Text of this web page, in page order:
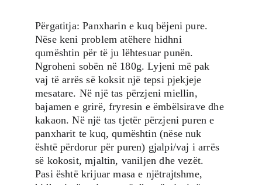
Përgatitja: Panxharin e kuq bëjeni pure.
Nëse keni problem atëhere hidhni
qumështin për të ju lëhtesuar punën.
Ngroheni sobën në 180g. Lyjeni më pak
vaj të arrës së koksit një tepsi pjekjeje
mesatare. Në një tas përzjeni miellin,
bajamen e grirë, fryresin e ëmbëlsirave dhe
kakaon. Në një tas tjetër përzjeni puren e
panxharit te kuq, qumështin (nëse nuk
është përdorur për puren) gjalpi/vaj i arrës
së kokosit, mjaltin, vaniljen dhe vezët.
Pasi është krijuar masa e njëtrajtshme,